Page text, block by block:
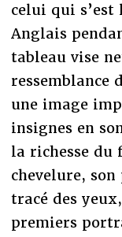
celui qui
Anglais
tableau vise
ressemblance
une image
insignes en
la richesse du
chevelure,
tracé des
premiers